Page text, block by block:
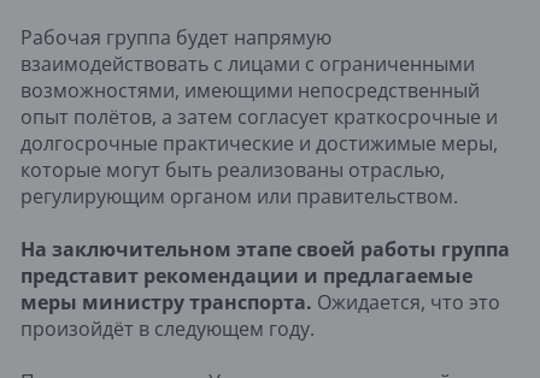
Рабочая группа будет напрямую
взаимодействовать с лицами с ограниченными
возможностями, имеющими непосредственный
опыт полётов, а затем согласует краткосрочные и
долгосрочные практические и достижимые меры,
которые могут быть реализованы отраслью,
регулирующим органом или правительством.
На заключительном этапе своей работы группа
представит рекомендации и предлагаемые
меры министру транспорта. Ожидается, что это
произойдёт в следующем году.